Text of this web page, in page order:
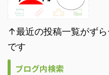
↑最近の投稿一覧がず
です
ブログ内検索